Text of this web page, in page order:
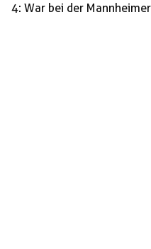
4: War bei der